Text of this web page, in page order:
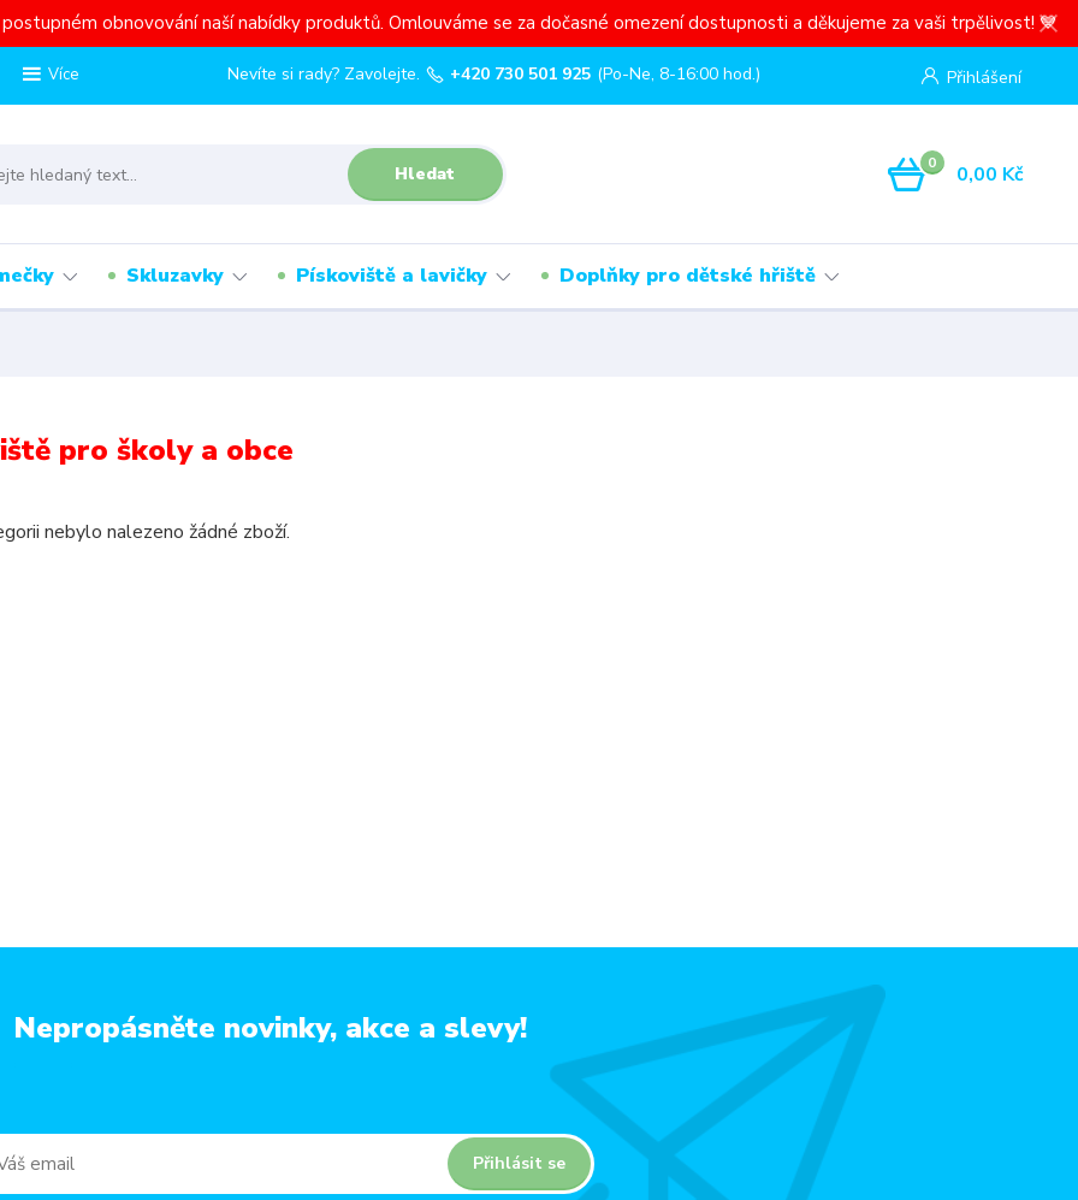
obnovování naší nabídky produktů. Omlouváme se za dočasné omezení dostupnosti a děkujeme za vaši trpělivost! 💙
Více Přihlášení
Hledat
Nevíte si rady? Zavolejte. +420 730 501 925 (Po-Ne, 8-16:00 hod.)
0 0,00 Kč
Skluzavky Pískoviště a lavičky Doplňky pro dětské hřiště
pro školy a obce
nebylo nalezeno žádné zboží.
Nepropásněte novinky, akce a slevy!
Přihlásit se